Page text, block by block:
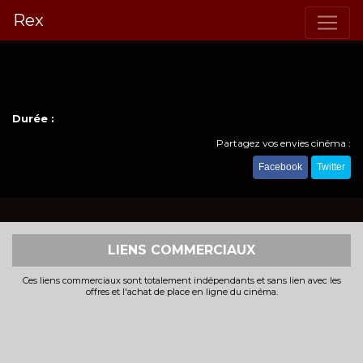
Rex
Durée :
Partagez vos envies cinéma :
Facebook Twitter
LIENS COMMERCIAUX
Ces liens commerciaux sont totalement indépendants et sans lien avec les
offres et l'achat de place en ligne du cinéma.